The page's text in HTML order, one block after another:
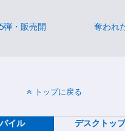
弾・販売開
奪われ
トップに戻る
イル デスクトップ